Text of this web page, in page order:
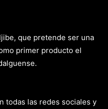
que pretende ser una
primer producto el
todas las redes sociales y